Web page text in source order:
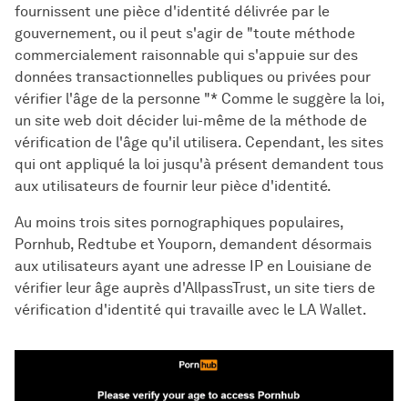
fournissent une pièce d'identité délivrée par le
gouvernement, ou il peut s'agir de "toute méthode
commercialement raisonnable qui s'appuie sur des
données transactionnelles publiques ou privées pour
vérifier l'âge de la personne "* Comme le suggère la loi,
un site web doit décider lui-même de la méthode de
vérification de l'âge qu'il utilisera. Cependant, les sites
qui ont appliqué la loi jusqu'à présent demandent tous
aux utilisateurs de fournir leur pièce d'identité.
Au moins trois sites pornographiques populaires,
Pornhub, Redtube et Youporn, demandent désormais
aux utilisateurs ayant une adresse IP en Louisiane de
vérifier leur âge auprès d'AllpassTrust, un site tiers de
vérification d'identité qui travaille avec le LA Wallet.